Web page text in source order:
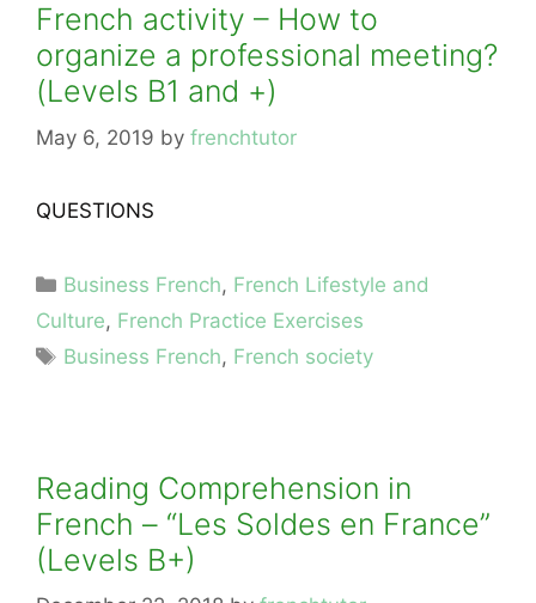
French activity – How to
organize a professional meeting?
(Levels B1 and +)
May 6, 2019 by frenchtutor
QUESTIONS
Categories
Business French, French Lifestyle and
Culture, French Practice Exercises
Tags
Business French, French society
Reading Comprehension in
French – “Les Soldes en France”
(Levels B+)